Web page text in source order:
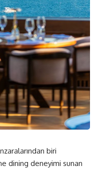
biri
dining deneyimi sunan